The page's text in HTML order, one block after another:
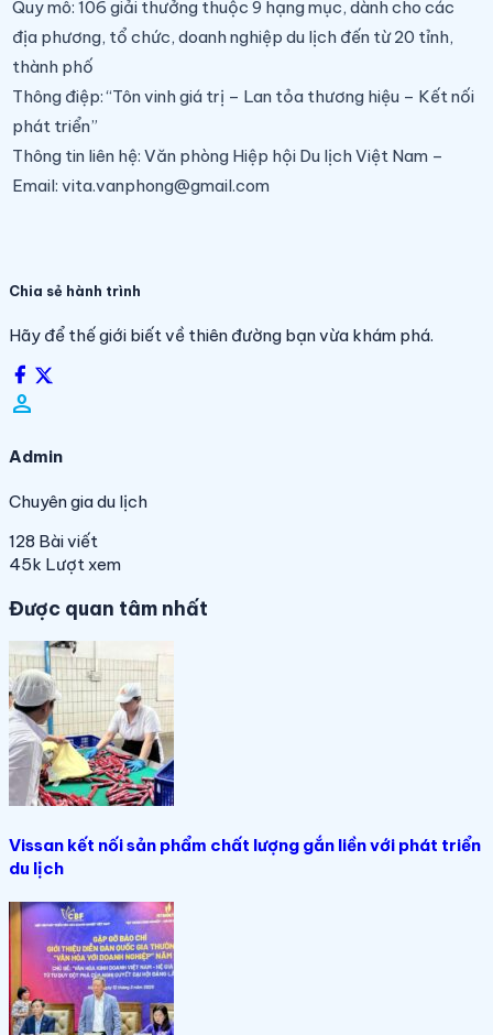
Quy mô: 106 giải thưởng thuộc 9 hạng mục, dành cho các
địa phương, tổ chức, doanh nghiệp du lịch đến từ 20 tỉnh,
thành phố
Thông điệp:“Tôn vinh giá trị – Lan tỏa thương hiệu – Kết nối
phát triển”
Thông tin liên hệ: Văn phòng Hiệp hội Du lịch Việt Nam –
Email: vita.vanphong@gmail.com
Chia sẻ hành trình
Hãy để thế giới biết về thiên đường bạn vừa khám phá.
person_filled
Admin
Chuyên gia du lịch
128 Bài viết
45k Lượt xem
Được quan tâm nhất
Vissan kết nối sản phẩm chất lượng gắn liền với phát triển
du lịch